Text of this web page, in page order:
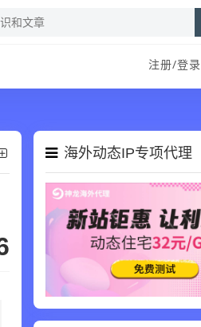
注册/登录
海外动态IP专项代理